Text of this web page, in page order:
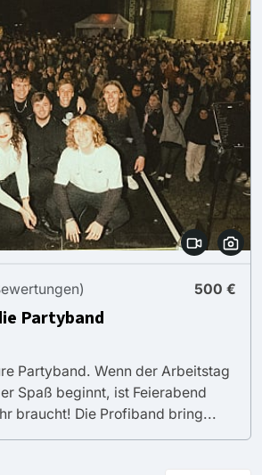
500 €
Partyband
Partyband. Wenn der Arbeitstag
Spaß beginnt, ist Feierabend
braucht! Die Profiband bring...